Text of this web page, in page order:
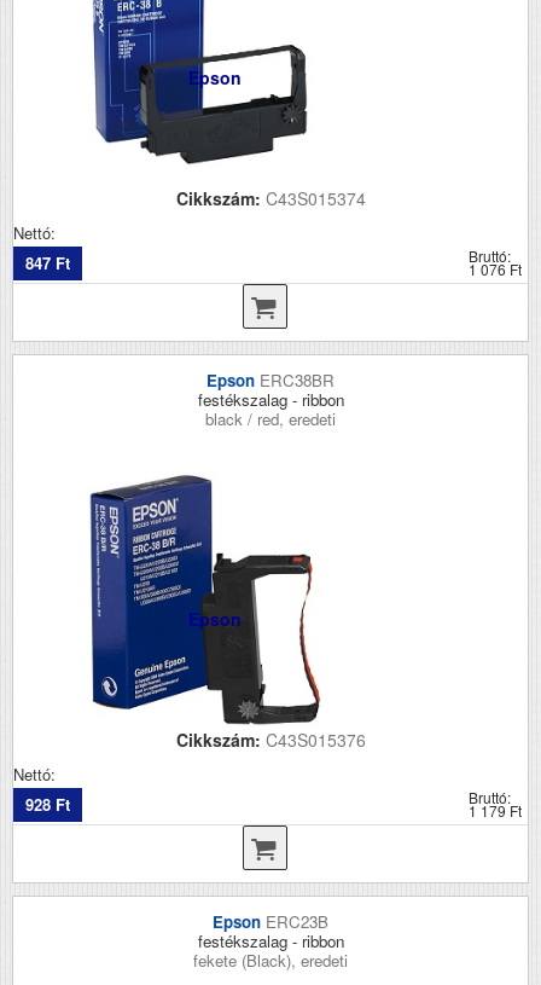
Epson
Cikkszám: C43S015374
Nettó:
847 Ft
Bruttó:
1 076 Ft
Epson ERC38BR
festékszalag - ribbon
black / red, eredeti
Epson
Cikkszám: C43S015376
Nettó:
928 Ft
Bruttó:
1 179 Ft
Epson ERC23B
festékszalag - ribbon
fekete (Black), eredeti